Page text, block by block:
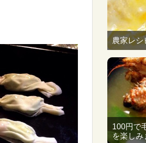
農家レシ
100円で
を楽しみ